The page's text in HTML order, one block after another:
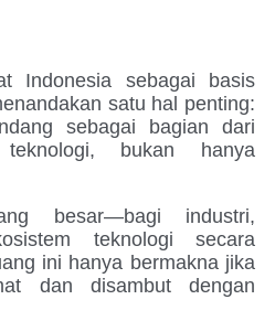
Indonesia sebagai basis
satu hal penting:
sebagai bagian dari
bukan hanya
besar—bagi industri,
teknologi secara
ini hanya bermakna jika
dan disambut dengan